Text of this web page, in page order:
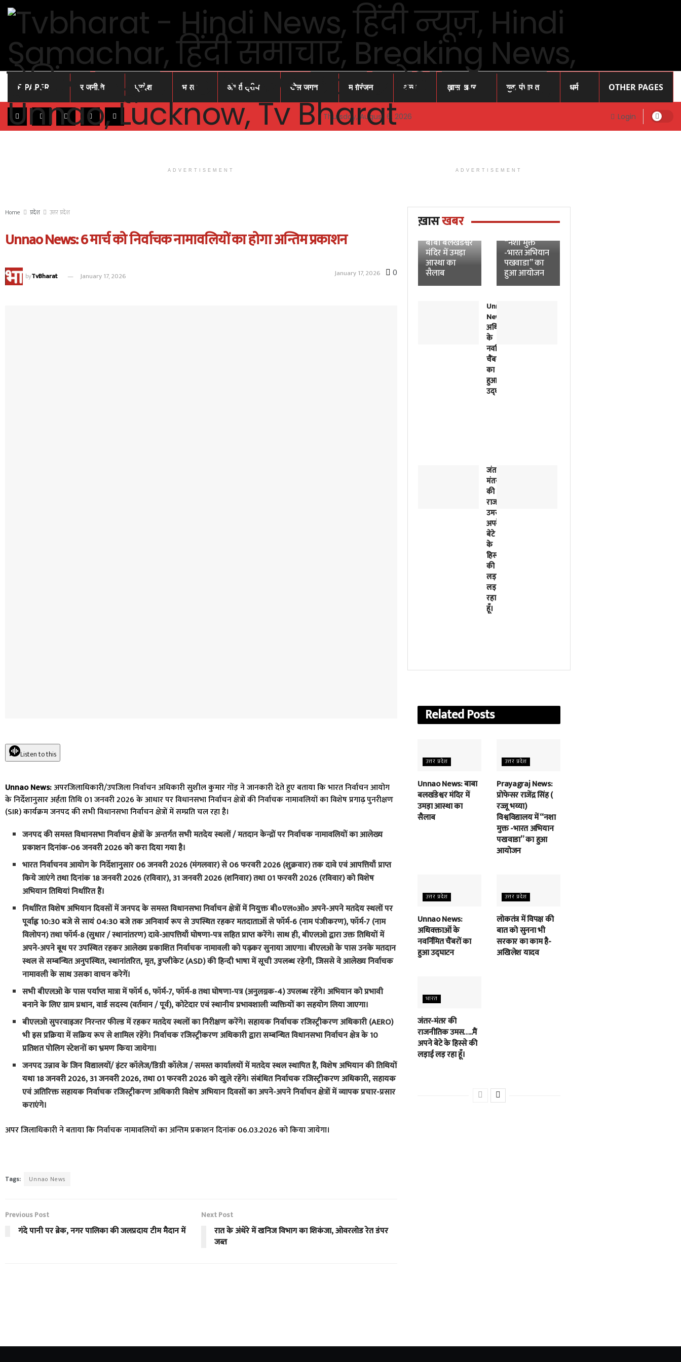
E-PAPER राजनीति प्रदेश भारत अंतर्राष्ट्रीय खेल जगत मनोरंजन अन्य ख़ास खबर युवा पंचायत धर्म OTHER PAGES
Thursday, August 6, 2026 Login
ADVERTISEMENT
Home प्रदेश उत्तर प्रदेश
Unnao News: 6 मार्च को निर्वाचक नामावलियों का होगा अन्तिम प्रकाशन
byTvBharat January 17, 2026 January 17, 2026 0
Listen to this
Unnao News:अपरजिलाधिकारी/उपजिला निर्वाचन अधिकारी सुशील कुमार गोंड़ ने जानकारी देते हुए बताया कि भारत निर्वाचन आयोग
के निर्देशानुसार अर्हता तिथि 01 जनवरी 2026 के आधार पर विधानसभा निर्वाचन क्षेत्रों की निर्वाचक नामावलियों का विशेष प्रगाढ़ पुनरीक्षण
(SIR) कार्यक्रम जनपद की सभी विधानसभा निर्वाचन क्षेत्रों में सम्प्रति चल रहा है।
जनपद की समस्त विधानसभा निर्वाचन क्षेत्रों के अन्तर्गत सभी मतदेय स्थलों / मतदान केन्द्रों पर निर्वाचक नामावलियों का आलेख्य
प्रकाशन दिनांक-06 जनवरी 2026 को करा दिया गया है।
भारत निर्वाचनव आयोग के निर्देशानुसार 06 जनवरी 2026 (मंगलवार) से 06 फरवरी 2026 (शुक्रवार) तक दावे एवं आपत्तियाँ प्राप्त
किये जाएंगे तथा दिनांक 18 जनवरी 2026 (रविवार), 31 जनवरी 2026 (शनिवार) तथा 01 फरवरी 2026 (रविवार) को विशेष
अभियान तिथियां निर्धारित हैं।
निर्धारित विशेष अभियान दिवसों में जनपद के समस्त विधानसभा निर्वाचन क्षेत्रों में नियुक्त बी०एल०ओ० अपने-अपने मतदेय स्थलों पर
पूर्वाह्न 10:30 बजे से सायं 04:30 बजे तक अनिवार्य रूप से उपस्थित रहकर मतदाताओं से फॉर्म-6 (नाम पंजीकरण), फॉर्म-7 (नाम
विलोपन) तथा फॉर्म-8 (सुधार / स्थानांतरण) दावे-आपत्तियाँ घोषणा-पत्र सहित प्राप्त करेंगे। साथ ही, बीएलओ द्वारा उक्त तिथियों में
अपने-अपने बूथ पर उपस्थित रहकर आलेख्य प्रकाशित निर्वाचक नामावली को पढ़कर सुनाया जाएगा। बीएलओ के पास उनके मतदान
स्थल से सम्बन्धित अनुपस्थित, स्थानांतरित, मृत, डुप्लीकेट (ASD) की हिन्दी भाषा में सूची उपलब्ध रहेगी, जिससे वे आलेख्य निर्वाचक
नामावली के साथ उसका वाचन करेगें।
सभी बीएलओ के पास पर्याप्त मात्रा में फॉर्म 6, फॉर्म-7, फॉर्म-8 तथा घोषणा-पत्र (अनुलग्नक-4) उपलब्ध रहेंगे। अभियान को प्रभावी
बनाने के लिए ग्राम प्रधान, वार्ड सदस्य (वर्तमान / पूर्व), कोटेदार एवं स्थानीय प्रभावशाली व्यक्तियों का सहयोग लिया जाएगा।
बीएलओ सुपरवाइजर निरन्तर फील्ड में रहकर मतदेय स्थलों का निरीक्षण करेंगे। सहायक निर्वाचक रजिस्ट्रीकरण अधिकारी (AERO)
भी इस प्रक्रिया में सक्रिय रूप से शामिल रहेंगे। निर्वाचक रजिस्ट्रीकरण अधिकारी द्वारा सम्बन्धित विधानसभा निर्वाचन क्षेत्र के 10
प्रतिशत पोलिग स्टेशनों का भ्रमण किया जायेगा।
जनपद उन्नाव के जिन विद्यालयों/ इंटर कॉलेज/डिग्री कॉलेज / समस्त कार्यालयों में मतदेय स्थल स्थापित हैं, विशेष अभियान की तिथियों
यथा 18 जनवरी 2026, 31 जनवरी 2026, तथा 01 फरवरी 2026 को खुले रहेंगे। संबंधित निर्वाचक रजिस्ट्रीकरण अधिकारी, सहायक
एवं अतिरिक्त सहायक निर्वाचक रजिस्ट्रीकरण अधिकारी विशेष अभियान दिवसों का अपने-अपने निर्वाचन क्षेत्रों में व्यापक प्रचार-प्रसार
कराएंगे।
अपर जिलाधिकारी ने बताया कि निर्वाचक नामावलियों का अन्तिम प्रकाशन दिनांक 06.03.2026 को किया जायेगा।
Tags: Unnao News
Previous Post
गंदे पानी पर ब्रेक, नगर पालिका की जलप्रदाय टीम मैदान में
Next Post
रात के अंधेरे में खनिज विभाग का शिकंजा, ओवरलोड रेत डंपर
जब्त
ADVERTISEMENT
ख़ासखबर
बाबा बलखंडेश्वर
मंदिर में उमड़ा
आस्था का
सैलाब
रज्जू भय्या)
“नशा मुक्त
-भारत अभियान
पखवाडा” का
हुआ आयोजन
Unnao
News:
अधिवक्ताओं
के
नवर्निमित
चैंबरों
का
हुआ
उद्घाटन
जंतर-
मंतर
की
राजनीतिक
उमस…..मैं
अपने
बेटे
के
हिस्से
की
लड़ाई
लड़
रहा
हूँ।
RelatedPosts
उत्तर प्रदेश
Unnao News: बाबा
बलखंडेश्वर मंदिर में
उमड़ा आस्था का
सैलाब
उत्तर प्रदेश
Prayagraj News:
प्रोफेसर राजेंद्र सिंह (
रज्जू भय्या)
विश्वविद्यालय में “नशा
मुक्त -भारत अभियान
पखवाडा” का हुआ
आयोजन
उत्तर प्रदेश
Unnao News:
अधिवक्ताओं के
नवर्निमित चैंबरों का
हुआ उद्घाटन
उत्तर प्रदेश
लोकतंत्र में विपक्ष की
बात को सुनना भी
सरकार का काम है-
अखिलेश यादव
भारत
जंतर-मंतर की
राजनीतिक उमस…..मैं
अपने बेटे के हिस्से की
लड़ाई लड़ रहा हूँ।